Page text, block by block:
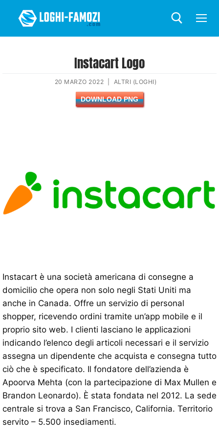
Instacart Logo
20 MARZO 2022 ALTRI (LOGHI)
DOWNLOAD PNG
Instacart è una società americana di consegne a
domicilio che opera non solo negli Stati Uniti ma
anche in Canada. Offre un servizio di personal
shopper, ricevendo ordini tramite un’app mobile e il
proprio sito web. I clienti lasciano le applicazioni
indicando l’elenco degli articoli necessari e il servizio
assegna un dipendente che acquista e consegna tutto
ciò che è specificato. Il fondatore dell’azienda è
Apoorva Mehta (con la partecipazione di Max Mullen e
Brandon Leonardo). È stata fondata nel 2012. La sede
centrale si trova a San Francisco, California. Territorio
servito – 5.500 insediamenti.